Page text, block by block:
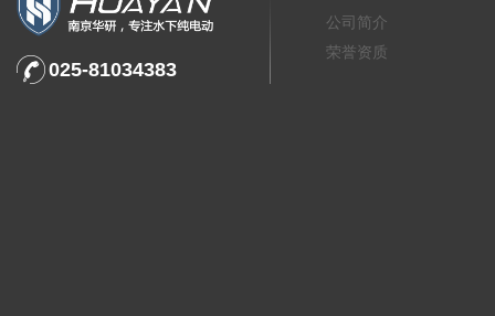
025-81034383
公司简介
荣誉资质